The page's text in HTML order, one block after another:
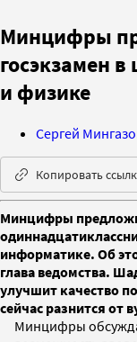
Минцифры
госэкзамен
и физике
Сергей
Копировать
Минцифры
информатике. Об
глава ведомства.
улучшит качество
сейчас разнится от
Минцифры